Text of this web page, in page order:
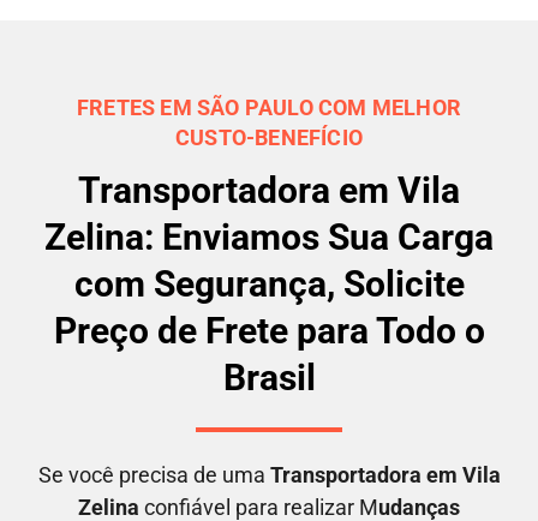
FRETES EM SÃO PAULO COM MELHOR
CUSTO-BENEFÍCIO
Transportadora em Vila
Zelina: Enviamos Sua Carga
com Segurança, Solicite
Preço de Frete para Todo o
Brasil
Se você precisa de uma Transportadora em Vila
Zelina confiável para realizar Mudanças